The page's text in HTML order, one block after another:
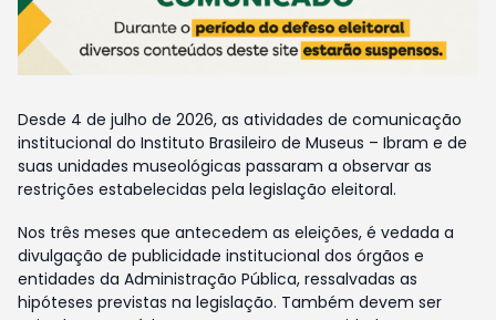
Desde 4 de julho de 2026, as atividades de comunicação
institucional do Instituto Brasileiro de Museus – Ibram e de
suas unidades museológicas passaram a observar as
restrições estabelecidas pela legislação eleitoral.
Nos três meses que antecedem as eleições, é vedada a
divulgação de publicidade institucional dos órgãos e
entidades da Administração Pública, ressalvadas as
hipóteses previstas na legislação. Também devem ser